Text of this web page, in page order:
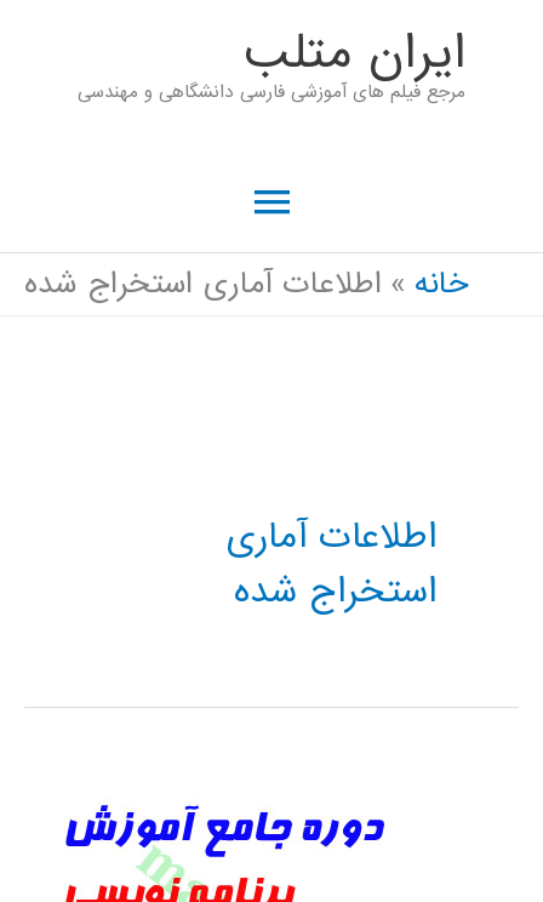
ايران متلب
مرجع فیلم های آموزشی فارسی دانشگاهی و مهندسی
فهرست
اصلی
خانه اطلاعات آماری استخراج شده
اطلاعات آماری
استخراج شده